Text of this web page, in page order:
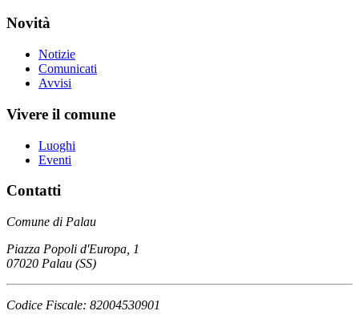
Novità
Notizie
Comunicati
Avvisi
Vivere il comune
Luoghi
Eventi
Contatti
Comune di Palau
Piazza Popoli d'Europa, 1
07020 Palau (SS)
Codice Fiscale: 82004530901